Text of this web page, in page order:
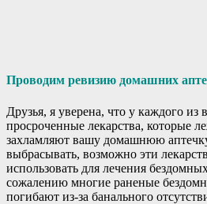
Проводим ревизию домашних
Друзья, я уверена, что у каждого из
просроченные лекарства, которые
захламляют вашу домашнюю
выбрасывать, возможно эти
использовать для лечения
сожалению многие раненые
погибают из-за банального